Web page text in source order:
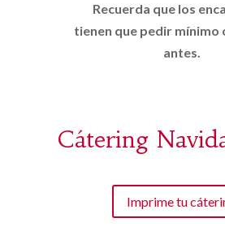
Recuerda que los
tienen que pedir mínimo
antes.
Cátering
Imprime tu